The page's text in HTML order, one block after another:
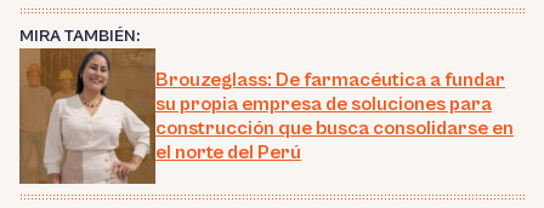
MIRA TAMBIÉN:
Brouzeglass: De farmacéutica a fundar
su propia empresa de soluciones para
construcción que busca consolidarse en
el norte del Perú